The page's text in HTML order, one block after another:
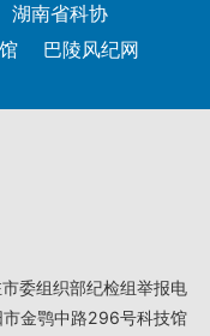
湖南省科协
巴陵风纪网
委组织部纪检组举报电
金鹗中路296号科技馆